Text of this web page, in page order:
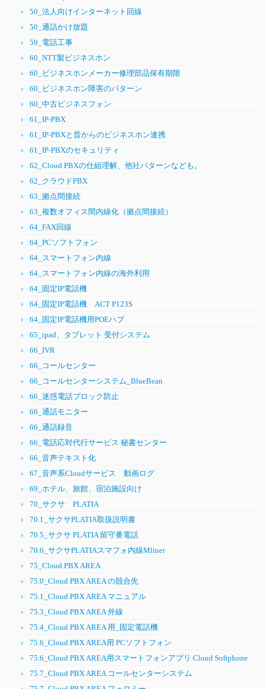
50_法人向けインターネット回線
50_通話かけ放題
59_電話工事
60_NTT製ビジネスホン
60_ビジネスホンメーカー修理部品保有期限
60_ビジネスホン障害のパターン
60_中古ビジネスフォン
61_IP-PBX
61_IP-PBXと昔からのビジネスホン連携
61_IP-PBXのセキュリティ
62_Cloud PBXの仕組理解、他社パターンなども。
62_クラウドPBX
63_拠点間接続
63_複数オフィス間内線化（拠点間接続）
64_FAX回線
64_PCソフトフォン
64_スマートフォン内線
64_スマートフォン内線の海外利用
64_固定IP電話機
64_固定IP電話機 ACT P123S
64_固定IP電話機用POEハブ
65_ipad、タブレット 受付システム
66_IVR
66_コールセンター
66_コールセンターシステム_BlueBean
66_迷惑電話ブロック防止
66_通話モニター
66_通話録音
66_電話応対代行サービス 秘書センター
66_音声テキスト化
67_音声系Cloudサービス 動画ログ
69_ホテル、旅館、宿泊施設向け
70_サクサ PLATIA
70.1_サクサPLATIA取扱説明書
70.5_サクサ PLATIA 留守番電話
70.6_サクサPLATIAスマフォ内線Mliner
75_Cloud PBX AREA
75.0_Cloud PBX AREA の競合先
75.1_Cloud PBX AREA マニュアル
75.3_Cloud PBX AREA 外線
75.4_Cloud PBX AREA 用_固定電話機
75.6_Cloud PBX AREA用 PCソフトフォン
75.6_Cloud PBX AREA用スマートフォンアプリ Cloud Softphone
75.7_Cloud PBX AREA コールセンターシステム